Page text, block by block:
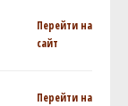
Перейти на
сайт
Перейти на